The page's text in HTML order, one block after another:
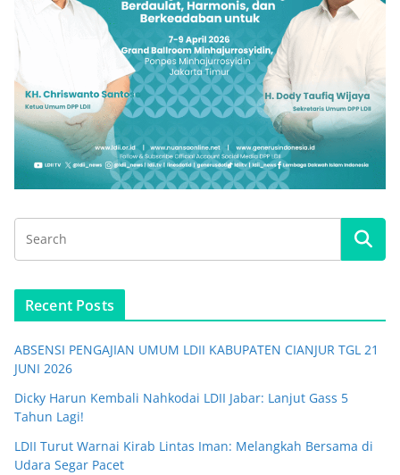
Recent Posts
ABSENSI PENGAJIAN UMUM LDII KABUPATEN CIANJUR TGL 21
JUNI 2026
Dicky Harun Kembali Nahkodai LDII Jabar: Lanjut Gass 5
Tahun Lagi!
LDII Turut Warnai Kirab Lintas Iman: Melangkah Bersama di
Udara Segar Pacet